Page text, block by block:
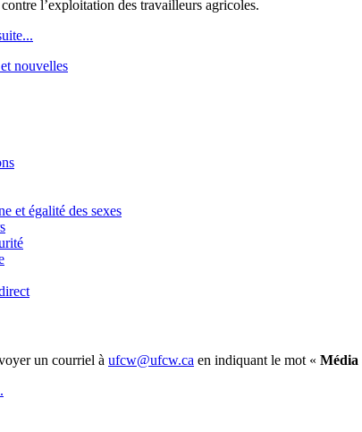
l’exploitation des travailleurs agricoles.
nouvelles
et égalité des sexes
un courriel à ufcw@ufcw.ca en indiquant le mot « Média